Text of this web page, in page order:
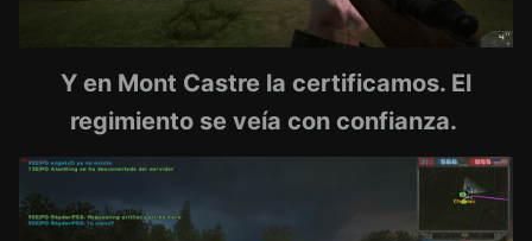
Y en Mont Castre la certificamos. El
regimiento se veía con confianza.